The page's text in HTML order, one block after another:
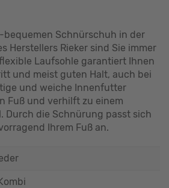
Schnürschuh in der
Herstellers Rieker sind Sie immer
Laufsohle garantiert Ihnen
und meist guten Halt, auch bei
und weiche Innenfutter
Fuß und verhilft zu einem
Durch die Schnürung passt sich
Ihrem Fuß an.